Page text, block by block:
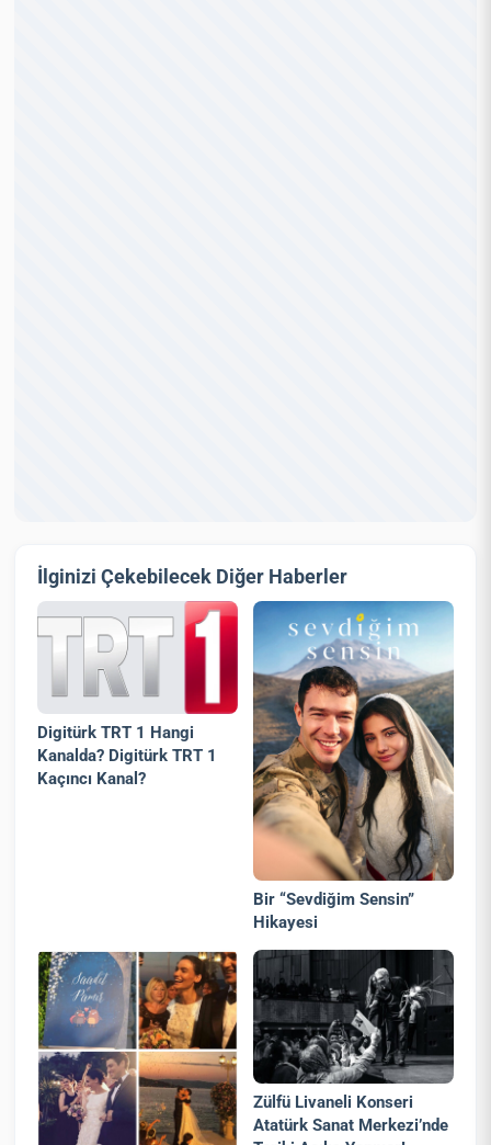
İlginizi Çekebilecek Diğer Haberler
Digitürk TRT 1 Hangi
Kanalda? Digitürk TRT 1
Kaçıncı Kanal?
Bir “Sevdiğim Sensin”
Hikayesi
Zülfü Livaneli Konseri
Atatürk Sanat Merkezi’nde